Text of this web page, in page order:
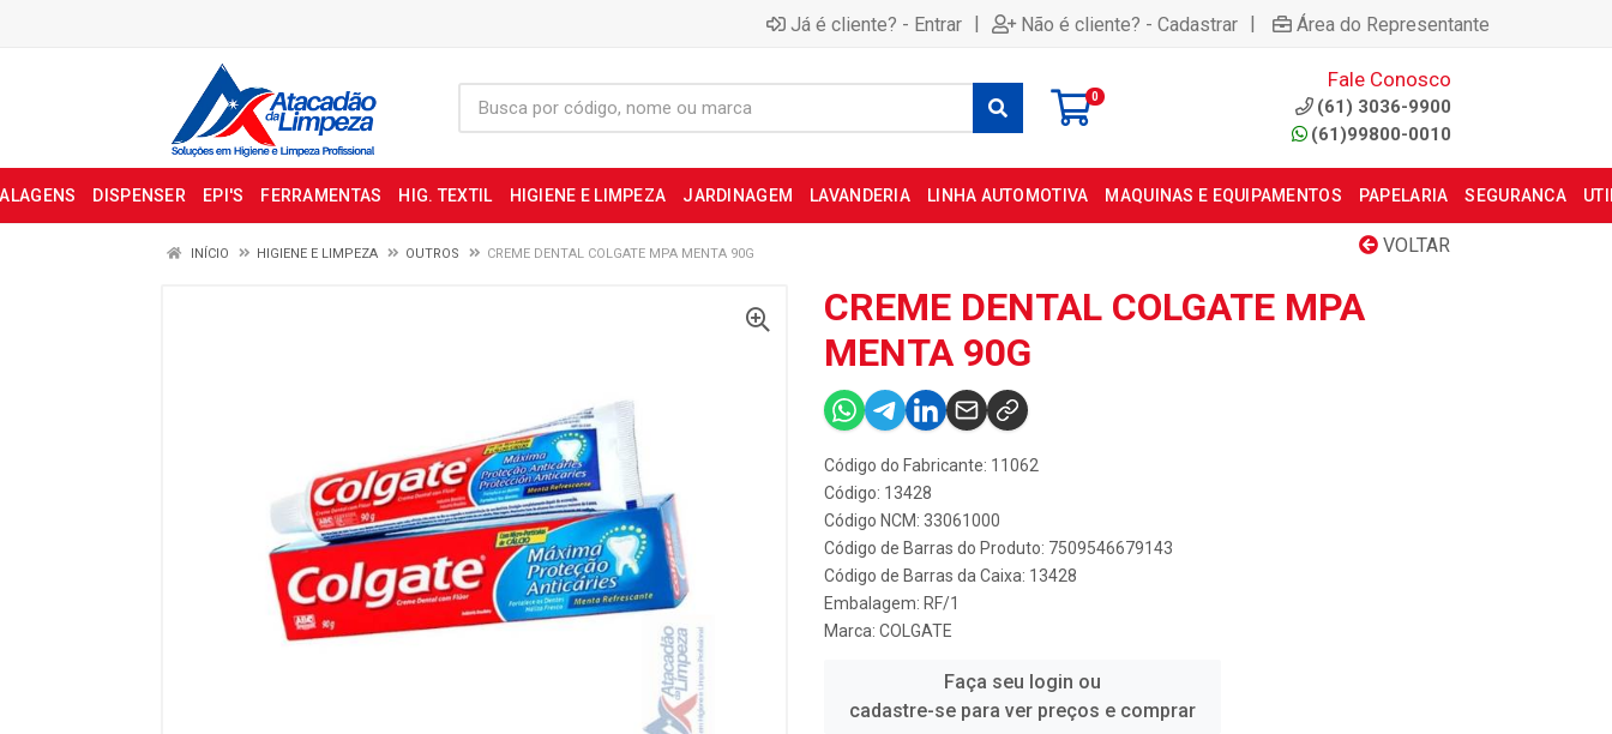
Já é cliente? - Entrar | Não é cliente? - Cadastrar | Área do Representante
0
Fale Conosco
(61) 3036-9900
(61)99800-0010
DISPENSER EPI'S FERRAMENTAS HIG. TEXTIL HIGIENE E LIMPEZA JARDINAGEM LAVANDERIA LINHA AUTOMOTIVA MAQUINAS E EQUIPAMENTOS PAPELARIA SEGURANCA
VOLTAR
INÍCIO HIGIENE E LIMPEZA OUTROS CREME DENTAL COLGATE MPA MENTA 90G
CREME DENTAL COLGATE MPA
MENTA 90G
Código do Fabricante: 11062
Código: 13428
Código NCM: 33061000
Código de Barras do Produto: 7509546679143
Código de Barras da Caixa: 13428
Embalagem: RF/1
Marca: COLGATE
Faça seu login ou
cadastre-se para ver preços e comprar